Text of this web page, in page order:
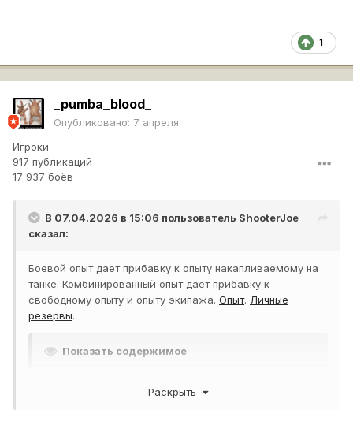
1
_pumba_blood_
Опубликовано: 7 апреля
Игроки
917 публикаций
17 937 боёв
В 07.04.2026 в 15:06 пользователь ShooterJoe
сказал:
Боевой опыт дает прибавку к опыту накапливаемому на
танке. Комбинированный опыт дает прибавку к
свободному опыту и опыту экипажа. Опыт. Личные
резервы.
Показать содержимое
Раскрыть